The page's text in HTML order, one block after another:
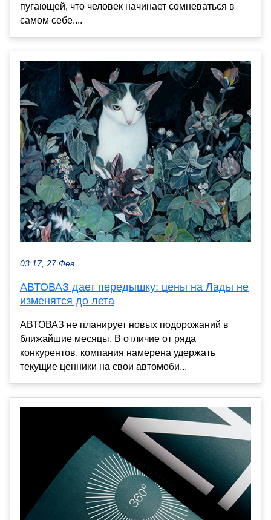
пугающей, что человек начинает сомневаться в
самом себе....
03:17, 27 Фев
АВТОВАЗ дает передышку: цены на Лады не
изменятся до лета
АВТОВАЗ не планирует новых подорожаний в
ближайшие месяцы. В отличие от ряда
конкурентов, компания намерена удержать
текущие ценники на свои автомоби...